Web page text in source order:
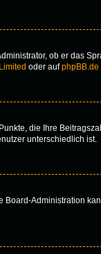
ob er das
oder aufphpBB.de
die Ihre
unterschiedlich ist.
Board-Administration